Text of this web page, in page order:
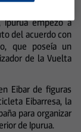
Ipurua empezó a
del acuerdo con
que poseía un
de la Vuelta
Eibar de figuras
Eibarresa, la
para organizar
de Ipurua.